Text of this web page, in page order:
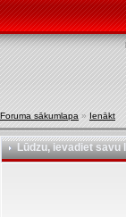
Foruma sākumlapa » Ienākt
Lūdzu, ievadiet savu